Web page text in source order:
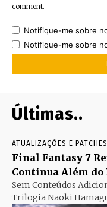
comment.
Notifique-me sobre
Notifique-me sobre
Últimas..
ATUALIZAÇÕES E PATCHES
Final Fantasy 7
Continua Além do
Sem Conteúdos
Trilogia Naoki